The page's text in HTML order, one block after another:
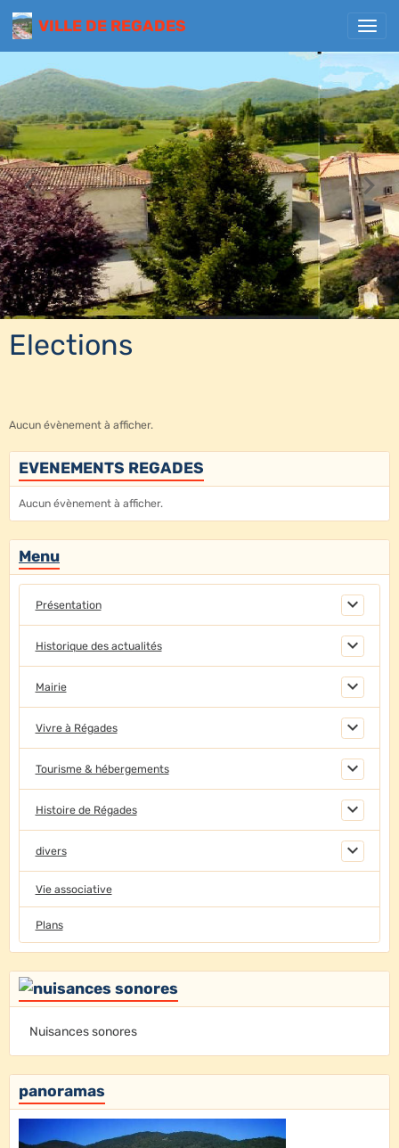
VILLE DE REGADES
Elections
Aucun évènement à afficher.
EVENEMENTS REGADES
Aucun évènement à afficher.
Menu
Présentation
Historique des actualités
Mairie
Vivre à Régades
Tourisme & hébergements
Histoire de Régades
divers
Vie associative
Plans
Nuisances sonores
panoramas